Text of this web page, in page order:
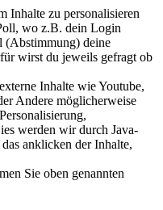
Inhalte zu personalisieren
wo z.B. dein Login
(Abstimmung) deine
wirst du jeweils gefragt ob
Inhalte wie Youtube,
Andere möglicherweise
werden wir durch Java-
anklicken der Inhalte,
Sie oben genannten